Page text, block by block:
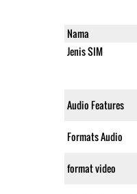
Nama
Jenis SIM
Audio Features
Formats Audio
format video